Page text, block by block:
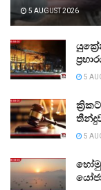
5 AUGUST 2026
5
5